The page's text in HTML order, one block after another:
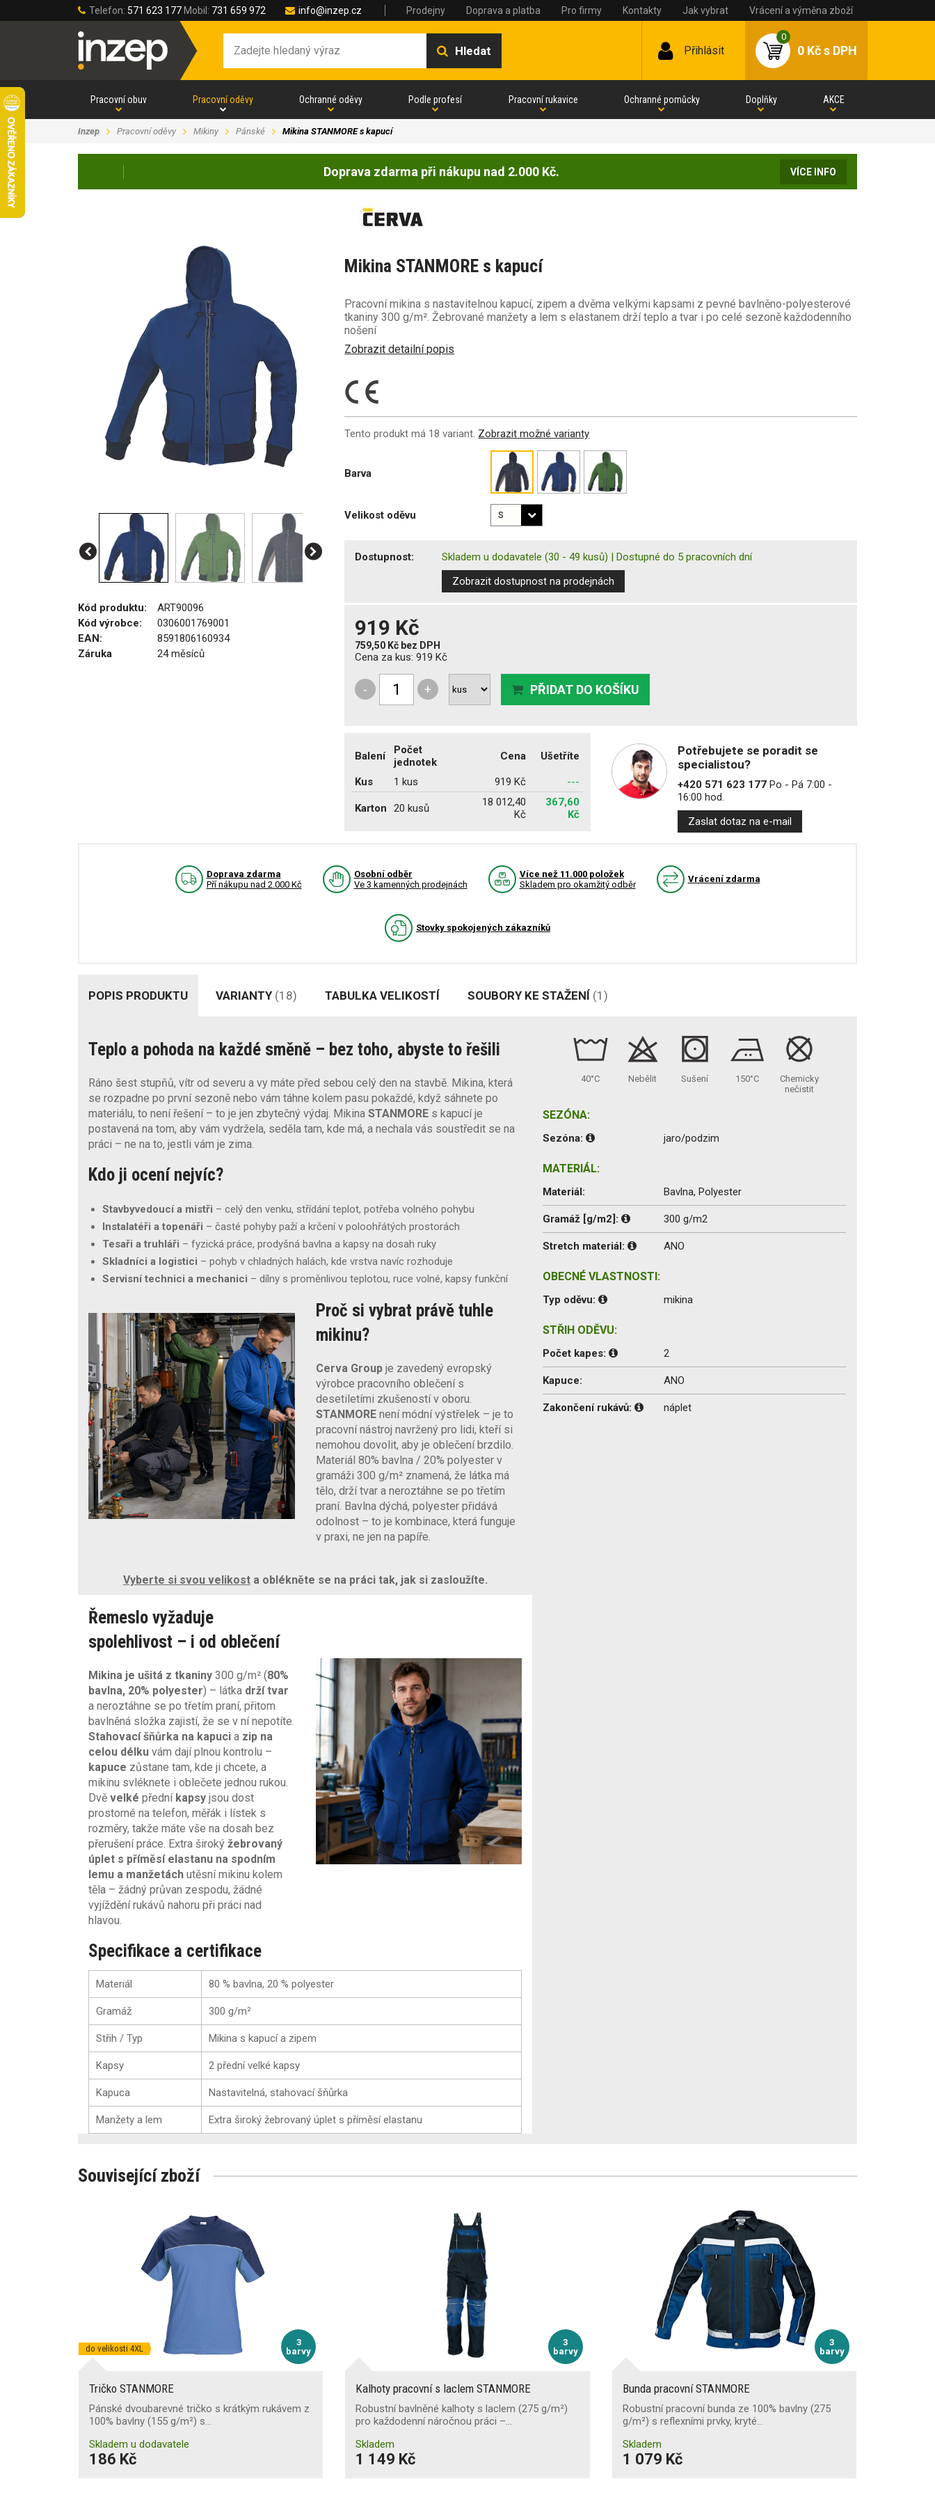
Telefon: 571 623 177 Mobil: 731 659 972 info@inzep.cz Prodejny Doprava a platba Pro firmy Kontakty Jak vybrat Vrácení a výměna zboží
Hledat Přihlásit
0
0 Kčs DPH
Pracovní obuv Pracovní oděvy Ochranné oděvy Podle profesí Pracovní rukavice Ochranné pomůcky Doplňky AKCE
Inzep Pracovní oděvy Mikiny Pánské Mikina STANMORE s kapucí
Doprava zdarma při nákupu nad 2.000 Kč. VÍCE INFO
Kód produktu:
ART90096
Kód výrobce:
0306001769001
EAN:
8591806160934
Záruka
24 měsíců
Mikina STANMORE s kapucí
Pracovní mikina s nastavitelnou kapucí, zipem a dvěma velkými kapsami z pevné bavlněno-polyesterové
tkaniny 300 g/m². Žebrované manžety a lem s elastanem drží teplo a tvar i po celé sezoně každodenního
nošení
Zobrazit detailní popis
Tento produkt má 18 variant. Zobrazit možné varianty
Barva
Velikost oděvu
Dostupnost: Skladem u dodavatele (30 - 49 kusů) |Dostupné do 5 pracovních dní
Zobrazit dostupnost na prodejnách
919 Kč
759,50 Kč bez DPH
Cena za kus:919 Kč
- + PŘIDAT DO KOŠÍKU
Balení
Počet
jednotek
Cena Ušetříte
Kus 1 kus 919 Kč ---
Karton 20 kusů
18 012,40
Kč
367,60
Kč
Potřebujete se poradit se
specialistou?
+420 571 623 177Po - Pá 7:00 -
16:00 hod.
Zaslat dotaz na e-mail
Doprava zdarma
Pří nákupu nad 2.000 Kč
Osobní odběr
Ve 3 kamenných prodejnách
Více než 11.000 položek
Skladem pro okamžitý odběr
Vrácení zdarma
Stovky spokojených zákazníků
POPIS PRODUKTU VARIANTY (18) TABULKA VELIKOSTÍ SOUBORY KE STAŽENÍ (1)
Teplo a pohoda na každé směně – bez toho, abyste to řešili
Ráno šest stupňů, vítr od severu a vy máte před sebou celý den na stavbě. Mikina, která
se rozpadne po první sezoně nebo vám táhne kolem pasu pokaždé, když sáhnete po
materiálu, to není řešení – to je jen zbytečný výdaj. Mikina STANMORE s kapucí je
postavená na tom, aby vám vydržela, seděla tam, kde má, a nechala vás soustředit se na
práci – ne na to, jestli vám je zima.
Kdo ji ocení nejvíc?
Stavbyvedoucí a mistři – celý den venku, střídání teplot, potřeba volného pohybu
Instalatéři a topenáři – časté pohyby paží a krčení v poloohřátých prostorách
Tesaři a truhláři – fyzická práce, prodyšná bavlna a kapsy na dosah ruky
Skladníci a logistici – pohyb v chladných halách, kde vrstva navíc rozhoduje
Servisní technici a mechanici – dílny s proměnlivou teplotou, ruce volné, kapsy funkční
Proč si vybrat právě tuhle
mikinu?
Cerva Groupje zavedený evropský
výrobce pracovního oblečení s
desetiletími zkušeností v oboru.
STANMORE není módní výstřelek – je to
pracovní nástroj navržený pro lidi, kteří si
nemohou dovolit, aby je oblečení brzdilo.
Materiál 80% bavlna / 20% polyester v
gramáži 300 g/m² znamená, že látka má
tělo, drží tvar a neroztáhne se po třetím
praní. Bavlna dýchá, polyester přidává
odolnost – to je kombinace, která funguje
v praxi, ne jen na papíře.
Vyberte si svou velikosta oblékněte se na práci tak, jak si zasloužíte.
Řemeslo vyžaduje
spolehlivost – i od oblečení
Mikina je ušitá z tkaniny 300 g/m² (80%
bavlna, 20% polyester) – látka drží tvar
a neroztáhne se po třetím praní, přitom
bavlněná složka zajistí, že se v ní nepotíte.
Stahovací šňůrka na kapuci a zip na
celou délku vám dají plnou kontrolu –
kapuce zůstane tam, kde ji chcete, a
mikinu svléknete i oblečete jednou rukou.
Dvě velké přední kapsy jsou dost
prostorné na telefon, měřák i lístek s
rozměry, takže máte vše na dosah bez
přerušení práce. Extra široký žebrovaný
úplet s příměsí elastanu na spodním
lemu a manžetách utěsní mikinu kolem
těla – žádný průvan zespodu, žádné
vyjíždění rukávů nahoru při práci nad
hlavou.
Specifikace a certifikace
Materiál 80 % bavlna, 20 % polyester
Gramáž 300 g/m²
Střih / Typ Mikina s kapucí a zipem
Kapsy 2 přední velké kapsy
Kapuca Nastavitelná, stahovací šňůrka
Manžety a lem Extra široký žebrovaný úplet s příměsí elastanu
40°C Nebělit Sušení 150°C
Chemicky
nečistit
SEZÓNA:
Sezóna: jaro/podzim
MATERIÁL:
Materiál: Bavlna, Polyester
Gramáž [g/m2]: 300 g/m2
Stretch materiál: ANO
OBECNÉ VLASTNOSTI:
Typ oděvu: mikina
STŘIH ODĚVU:
Počet kapes: 2
Kapuce: ANO
Zakončení rukávů: náplet
Související zboží
3
barvy
do velikosti 4XL
Tričko STANMORE
Pánské dvoubarevné tričko s krátkým rukávem z
100% bavlny (155 g/m²) s…
Skladem u dodavatele
186 Kč
3
barvy
Kalhoty pracovní s laclem STANMORE
Robustní bavlněné kalhoty s laclem (275 g/m²)
pro každodenní náročnou práci –…
Skladem
1 149 Kč
3
barvy
Bunda pracovní STANMORE
Robustní pracovní bunda ze 100% bavlny (275
g/m²) s reflexními prvky, kryté…
Skladem
1 079 Kč